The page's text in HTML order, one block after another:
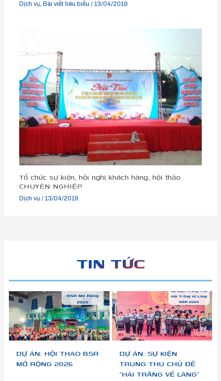
Dịch vụ, Bài viết tiêu biểu /13/04/2019
Tổ chức sự kiện, hội nghị khách hàng, hội thảo
CHUYÊN NGHIỆP
Dịch vụ /13/04/2019
TIN TỨC
DỰ ÁN: HỘI THAO BSR
MỞ RỘNG 2026
DỰ ÁN: SỰ KIỆN
TRUNG THU CHỦ ĐỀ
“HÁI TRĂNG VỀ LÀNG”